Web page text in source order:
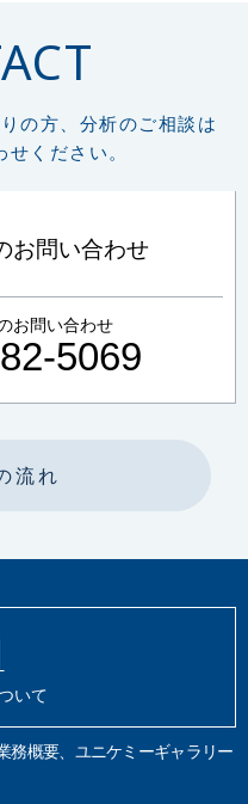
の方、分析のご相談は
ください。
お問い合わせ
お問い合わせ
5069
流れ
いて
務概要、ユニケミーギャラリー